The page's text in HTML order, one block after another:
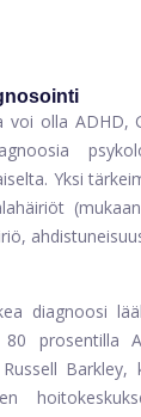
voi olla ADHD,
Yksi
diagnoosi
prosentilla
Barkley,